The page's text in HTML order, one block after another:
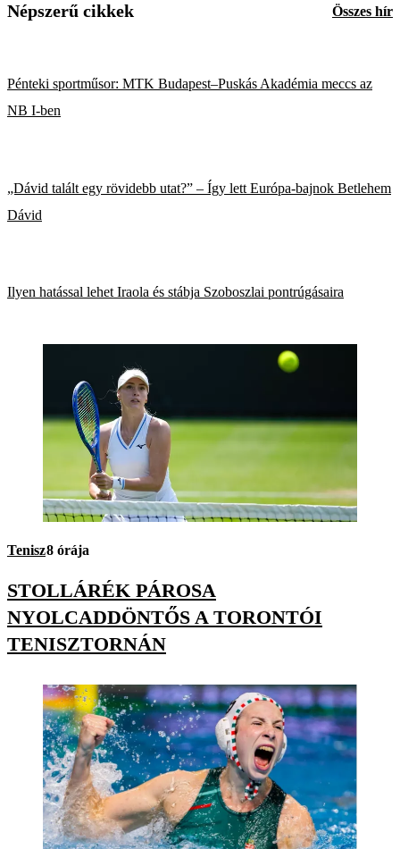
Népszerű cikkek Összes hír
Pénteki sportműsor: MTK Budapest–Puskás Akadémia meccs az
NB I-ben
„Dávid talált egy rövidebb utat?” – Így lett Európa-bajnok Betlehem
Dávid
Ilyen hatással lehet Iraola és stábja Szoboszlai pontrúgásaira
Tenisz8 órája
STOLLÁRÉK PÁROSA
NYOLCADDÖNTŐS A TORONTÓI
TENISZTORNÁN